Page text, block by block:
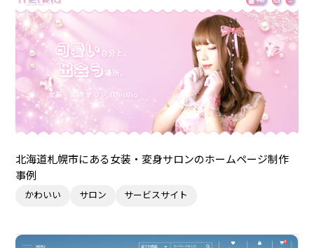
北海道札幌市にある女装・変身サロンのホームページ制作
事例
かわいい サロン サービスサイト